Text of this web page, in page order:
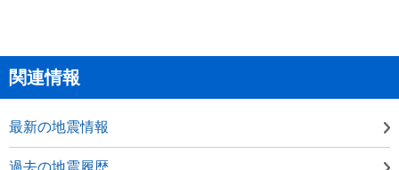
関連情報
最新の地震情報
過去の地震履歴